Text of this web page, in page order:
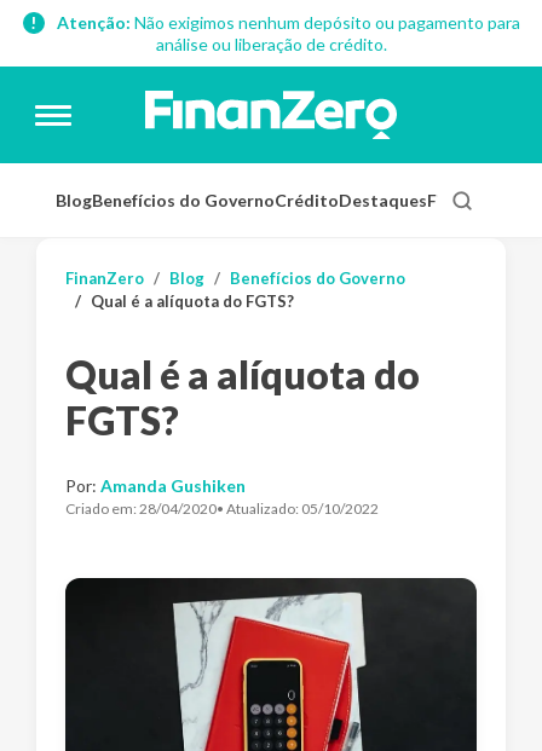
Atenção: Não exigimos nenhum depósito ou pagamento para
análise ou liberação de crédito.
BlogBenefícios do GovernoCréditoDestaquesFinanças
FinanZero Blog
Benefícios do Governo
Qual é a alíquota do FGTS?
Qual é a alíquota do
FGTS?
Por: Amanda Gushiken
Criado em: 28/04/2020• Atualizado: 05/10/2022